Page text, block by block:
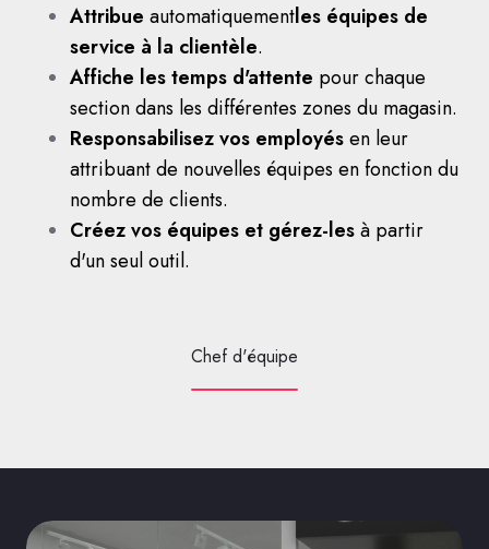
Attribue automatiquementles équipes de
service à la clientèle.
Affiche les temps d'attente pour chaque
section dans les différentes zones du magasin.
Responsabilisez vos employésen leur
attribuant de nouvelles équipes en fonction du
nombre de clients.
Créez vos équipes et gérez-lesà partir
d'un seul outil.
Chef d'équipe